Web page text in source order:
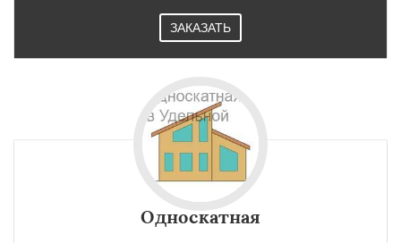
ЗАКАЗАТЬ
Односкатная